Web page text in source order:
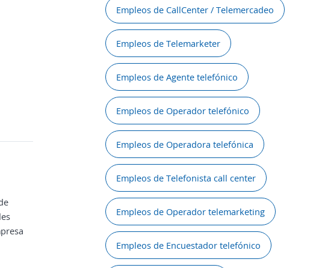
Empleos de CallCenter / Telemercadeo
Empleos de Telemarketer
Empleos de Agente telefónico
Empleos de Operador telefónico
Empleos de Operadora telefónica
Empleos de Telefonista call center
Empleos de Operador telemarketing
Empleos de Encuestador telefónico